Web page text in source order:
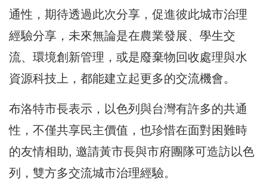
通性，期待透過此次分享，促進彼此城市治理
經驗分享，未來無論是在農業發展、學生交
流、環境創新管理，或是廢棄物回收處理與水
資源科技上，都能建立起更多的交流機會。
布洛特市長表示，以色列與台灣有許多的共通
性，不僅共享民主價值，也珍惜在面對困難時
的友情相助, 邀請黃市長與市府團隊可造訪以色
列，雙方多交流城市治理經驗。